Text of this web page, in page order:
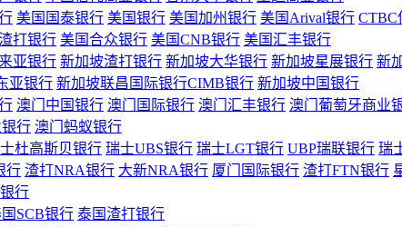
美国国泰银行 美国银行 美国加州银行 美国Arival银行 CTBC
打银行 美国合众银行 美国CNB银行 美国汇丰银行
亚银行 新加坡渣打银行 新加坡大华银行 新加坡星展银行 新
亚银行 新加坡联昌国际银行CIMB银行 新加坡中国银行
澳门中国银行 澳门国际银行 澳门汇丰银行 澳门葡萄牙商业
行 澳门蚂蚁银行
杜高斯贝银行 瑞士UBS银行 瑞士LGT银行 UBP瑞联银行 瑞
行 渣打NRA银行 大新NRA银行 厦门国际银行 渣打FTN银行
行
SCB银行 泰国渣打银行